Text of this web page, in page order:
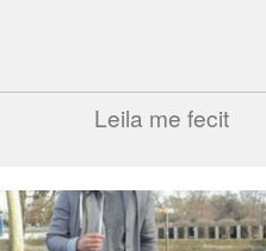
Leila me fecit